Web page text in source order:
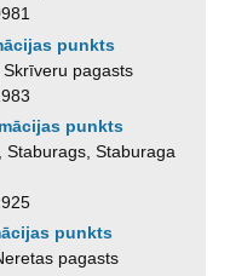
punkts
pagasts
punkts
Staburaga
punkts
pagasts